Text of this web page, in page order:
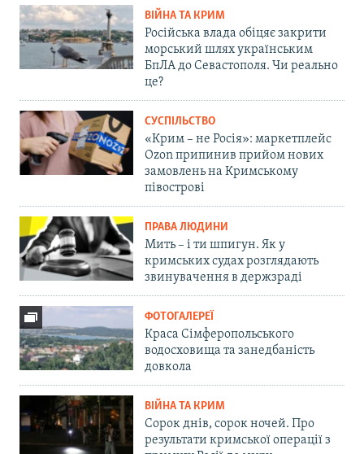
ВІЙНА ТА КРИМ
Російська влада обіцяє закрити
морський шлях українським
БпЛА до Севастополя. Чи реально
це?
СУСПІЛЬСТВО
«Крим – не Росія»: маркетплейс
Ozon припинив прийом нових
замовлень на Кримському
півострові
ПРАВА ЛЮДИНИ
Мить – і ти шпигун. Як у
кримських судах розглядають
звинувачення в держзраді
ФОТОГАЛЕРЕЇ
Краса Сімферопольського
водосховища та занедбаність
довкола
ВІЙНА ТА КРИМ
Сорок днів, сорок ночей. Про
результати кримської операції з